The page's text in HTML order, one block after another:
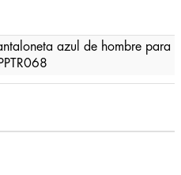
azul de hombre para